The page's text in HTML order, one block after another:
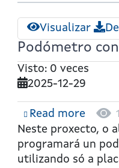
Visualizar
Podómetro
Visto: 0 veces
2025-12-29
Read moreabout
con
Neste proxecto, o
programará un
utilizando só a